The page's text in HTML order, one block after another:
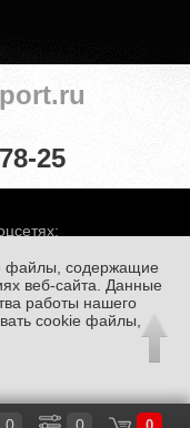
25
конфиденциальности
данных
файлы, содержащие
веб-сайта. Данные
работы нашего
cookie файлы,